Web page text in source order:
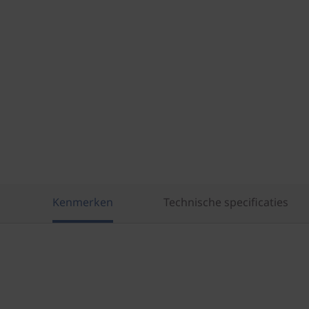
Kenmerken Technische specificaties